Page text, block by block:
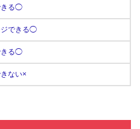
きる◯
ジできる◯
きる◯
ない×